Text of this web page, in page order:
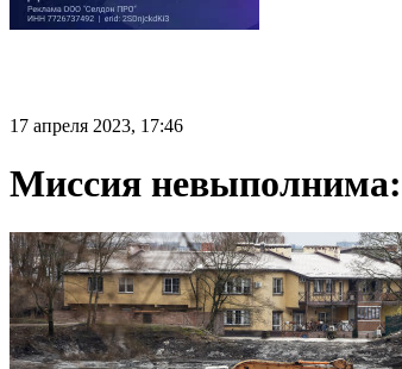
17 апреля 2023, 17:46
Миссия